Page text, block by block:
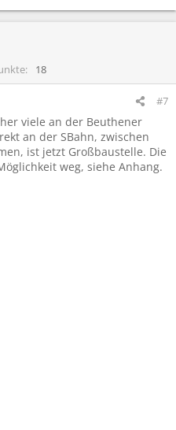
18
#7
viele an der Beuthener
an der SBahn, zwischen
ist jetzt Großbaustelle. Die
weg, siehe Anhang.